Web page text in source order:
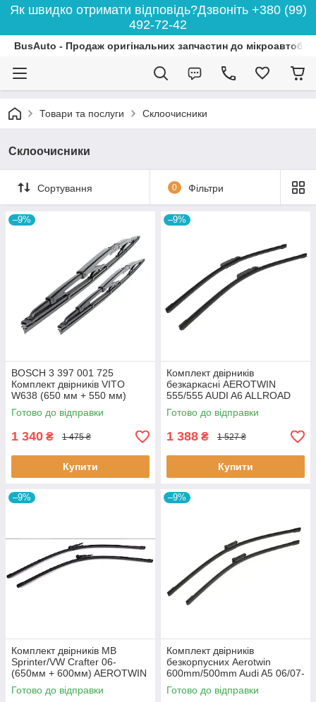
Як швидко отримати відповідь?Дзвоніть +380 (99)
492-72-42
BusAuto - Продаж оригінальних запчастин до
Товари та послуги Склоочисники
Склоочисники
Сортування 0 Фільтри
–9%
BOSCH 3 397 001 725
Комплект двірників VITO
W638 (650 мм + 550 мм)
TWIN 725 L650/550
Готово до відправки
1 340 ₴ 1 475 ₴
Купити
–9%
Комплект двірників
безкаркасні AEROTWIN
555/555 AUDI A6 ALLROAD
C6, A6 C6 05.04-08.11 3 397
118 934 BOSCH
Готово до відправки
1 388 ₴ 1 527 ₴
Купити
–9%
Комплект двірників MB
Sprinter/VW Crafter 06-
(650мм + 600мм) AEROTWIN
27D02 KAMOKA
Готово до відправки
–9%
Комплект двірників
безкорпусних Aerotwin
600mm/500mm Audi A5 06/07-
12/07, S5 06/ 3 397 007 297
BOSCH
Готово до відправки